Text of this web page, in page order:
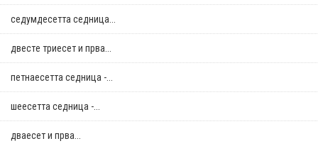
седумдесетта седница...
двестe триесет и прва...
петнаесетта седница -...
шеесетта седница -...
дваесет и прва...